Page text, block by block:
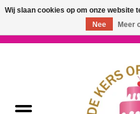
Workshops & Cursussen
Wij slaan cookies op om onze website
Nee
Meer